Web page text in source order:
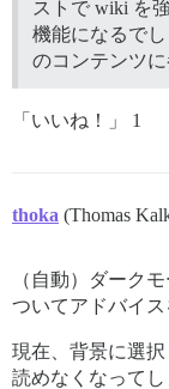
ストで wiki を
機能になるで
のコンテンツ
「いいね！」 1
thoka (Thomas
（自動）ダーク
ついてアドバイス
現在、背景に選
読めなくなってし